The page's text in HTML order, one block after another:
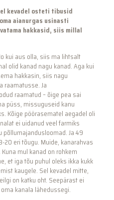
kevadel osteti tibusid
aianurgas usinasti
hakkasid, siis millal
kui aus olla, siis ma lihtsalt
olid kanad nagu kanad. Aga kui
hakkasin, siis nagu
raamatusse. Ja
raamatud – õige pea sai
püss, missuguseid kanu
Kõige pöörasematel aegadel oli
ei uidanud veel farmiks
põllumajandusloomad. Ja 49
20 eri tõugu. Muide, kanarahvas
mul kanad on rohkem
et iga tõu puhul oleks ikka kukk
kaugele. Sel kevadel mitte,
on katku oht. Seepärast ei
kanala lähedussegi.